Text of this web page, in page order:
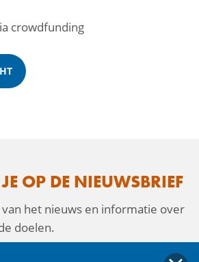
crowdfunding
OP DE NIEUWSBRIEF
het nieuws en informatie over
doelen.